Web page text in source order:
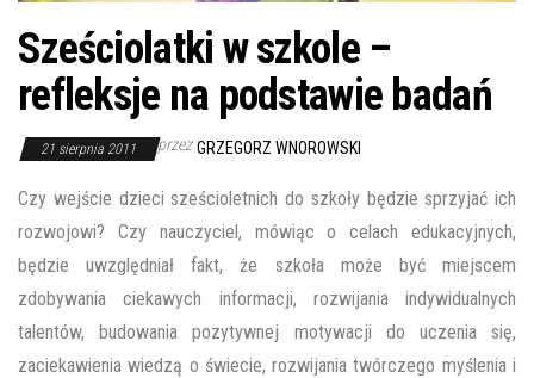
Sześciolatki w szkole –
refleksje na podstawie badań
21 sierpnia 2011 przez GRZEGORZ WNOROWSKI
Czy wejście dzieci sześcioletnich do szkoły będzie sprzyjać ich
rozwojowi? Czy nauczyciel, mówiąc o celach edukacyjnych,
będzie uwzględniał fakt, że szkoła może być miejscem
zdobywania ciekawych informacji, rozwijania indywidualnych
talentów, budowania pozytywnej motywacji do uczenia się,
zaciekawienia wiedzą o świecie, rozwijania twórczego myślenia i